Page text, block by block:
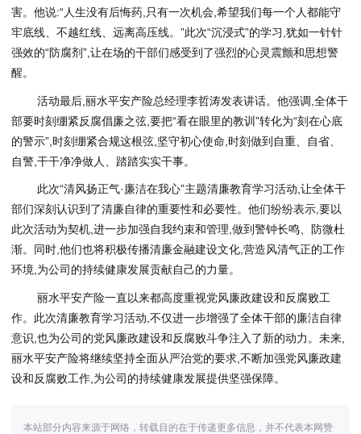
害。他说:“人生没有后悔药,只有一次机会,希望我们每一个人都能守
牢底线、不越红线、远离高压线。”此次“沉浸式”的学习,犹如一针针
强效的“防腐剂”,让在场的干部们感受到了强烈的心灵震颤和思想警
醒。
活动最后,丽水平安产险总经理李哲涛发表讲话。他强调,全体干
部要时刻绷紧反腐倡廉之弦,要把“看在眼里的教训”转化为“刻在心底
的警示”,时刻绷紧合规这根弦,坚守初心使命,时刻做到自重、自省、
自警,干干净净做人、踏踏实实干事。
此次“清风扬正气·廉洁在我心”主题清廉教育学习活动,让全体干
部们深刻认识到了清廉自律的重要性和必要性。他们纷纷表示,要以
此次活动为契机,进一步加强自我约束和管理,做到警钟长鸣、防微杜
渐。同时,他们也将积极传播清廉金融建设文化,营造风清气正的工作
环境,为公司的持续健康发展贡献自己的力量。
丽水平安产险一直以来都高度重视党风廉政建设和反腐败工
作。此次清廉教育学习活动,不仅进一步增强了全体干部的廉洁自律
意识,也为公司的党风廉政建设和反腐败斗争注入了新的动力。未来,
丽水平安产险将继续坚持全面从严治党的要求,不断加强党风廉政建
设和反腐败工作,为公司的持续健康发展提供坚强保障。
本站部分内容来源于网络，转载目的在于传递更多信息，并不代表本网赞